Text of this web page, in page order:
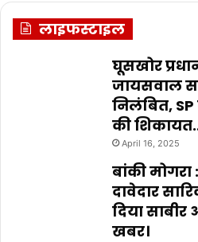
लाइफस्टाइल
घूसखोर
जायसवाल
निलंबित,
की
April 16, 2025
बांकी मोगरा
दावेदार
दिया साबीर
खबर।